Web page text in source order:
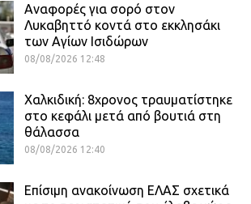
Αναφορές για σορό στον
Λυκαβηττό κοντά στο εκκλησάκι
των Αγίων Ισιδώρων
08/08/2026 12:48
Χαλκιδική: 8χρονος τραυματίστηκε
στο κεφάλι μετά από βουτιά στη
θάλασσα
08/08/2026 12:40
Επίσιμη ανακοίνωση ΕΛΑΣ σχετικά